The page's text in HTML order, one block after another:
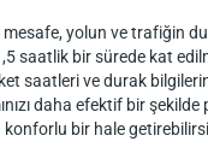
yolun ve trafiğin
saatlik bir sürede kat
saatleri ve durak
daha efektif bir
bir hale